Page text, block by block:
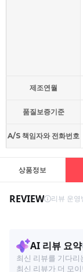
제조연월
품질보증기준
A/S 책임자와 전화번호
상품정보